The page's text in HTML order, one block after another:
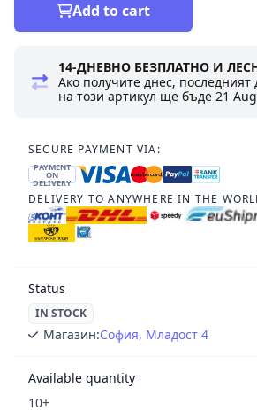
Add to cart
14-ДНЕВНО БЕЗПЛАТНО И
Ако получите днес,
на този артикул ще бъде21
SECURE PAYMENT VIA:
PAYMENT
ON
DELIVERY
DELIVERY TO ANYWHERE IN THE
Status
IN STOCK
Магазин:София, Младост 4
Available quantity
10+